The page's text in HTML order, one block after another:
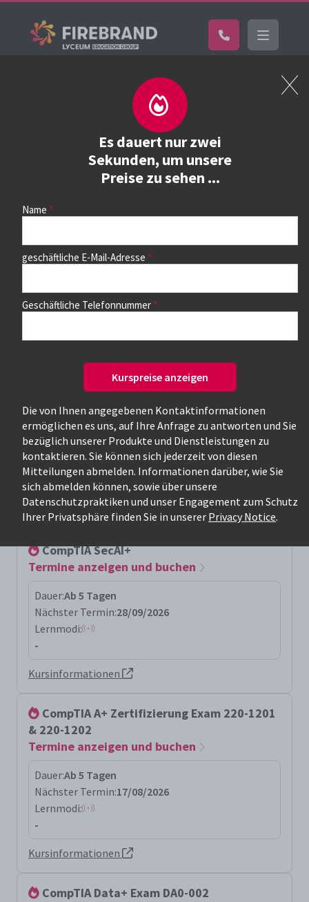
Es dauert nur zwei
Sekunden, um unsere
Preise zu sehen ...
Name
geschäftliche E-Mail-Adresse
Geschäftliche Telefonnummer
Kurspreise anzeigen
Die von Ihnen angegebenen Kontaktinformationen
ermöglichen es uns, auf Ihre Anfrage zu antworten und Sie
bezüglich unserer Produkte und Dienstleistungen zu
kontaktieren. Sie können sich jederzeit von diesen
Mitteilungen abmelden. Informationen darüber, wie Sie
sich abmelden können, sowie über unsere
Datenschutzpraktiken und unser Engagement zum Schutz
Ihrer Privatsphäre finden Sie in unserer Privacy Notice.
Kurs buchen
Wählen Sie zunächst einen Kurs aus der Liste unten aus.
auswählen.
Nur verfügbare Kurse
Relevanteste Kurse für die Suche:
ctsecai+
CompTIA SecAI+
Termine anzeigen und buchen
Dauer:Ab 5 Tagen
Nächster Termin:28/09/2026
Lernmodi:
-
Kursinformationen
CompTIA A+ Zertifizierung Exam 220-1201
& 220-1202
Termine anzeigen und buchen
Dauer:Ab 5 Tagen
Nächster Termin:17/08/2026
Lernmodi:
-
Kursinformationen
CompTIA Data+ Exam DA0-002